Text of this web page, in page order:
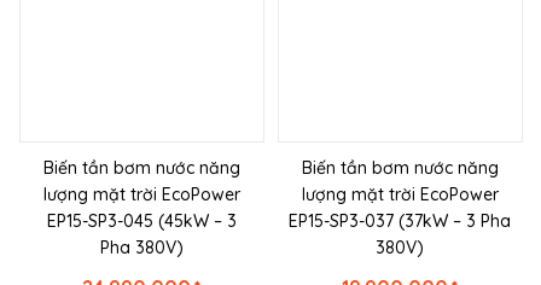
Biến tần bơm nước năng
lượng mặt trời EcoPower
EP15-SP3-045 (45kW – 3
Pha 380V)
Biến tần bơm nước năng
lượng mặt trời EcoPower
EP15-SP3-037 (37kW – 3 Pha
380V)